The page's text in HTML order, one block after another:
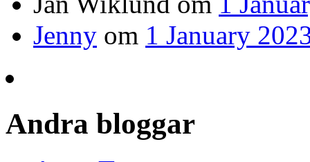
Jenny om 1 January
Andra bloggar